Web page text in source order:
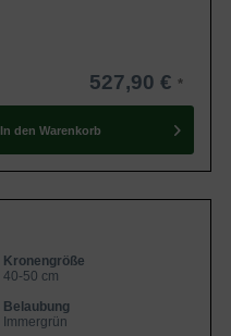
527,90 €
In den Warenkorb
Kronengröße
40-50 cm
Belaubung
Immergrün